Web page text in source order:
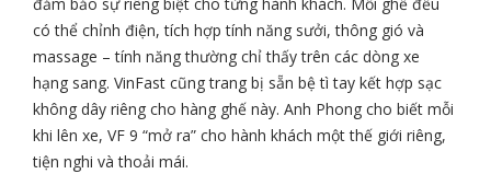
có thể chỉnh điện, tích hợp tính năng sưởi, thông gió và
massage – tính năng thường chỉ thấy trên các dòng xe
hạng sang. VinFast cũng trang bị sẵn bệ tì tay kết hợp sạc
không dây riêng cho hàng ghế này. Anh Phong cho biết mỗi
khi lên xe, VF 9 “mở ra” cho hành khách một thế giới riêng,
tiện nghi và thoải mái.